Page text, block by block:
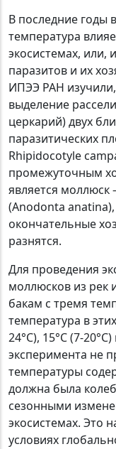
В последние годы
температура
экосистемах, или,
паразитов и их
ИПЭЭ РАН изучили,
выделение
церкарий) двух
паразитических
Rhipidocotyle
промежуточным
является
(Anodonta
окончательные
разнятся.
Для проведения
моллюсков из рек
бакам с тремя
температура в
24°C), 15°С (7-
эксперимента не
температуры
должна была
сезонными
экосистемах. Это
условиях